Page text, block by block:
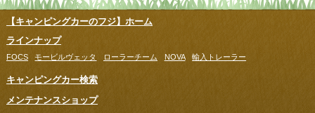
【キャンピングカーのフジ】ホーム
ラインナップ
FOCS モービルヴェッタ ローラーチーム NOVA 輸入トレーラー
キャンピングカー検索
メンテナンスショップ